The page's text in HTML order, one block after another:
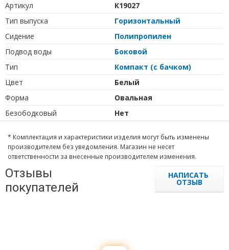
Артикул
К19027
Тип выпуска
Горизонтальный
Сидение
Полипропилен
Подвод воды
Боковой
Тип
Компакт (с бачком)
Цвет
Белый
Форма
Овальная
Безободковый
Нет
* Комплектация и характеристики изделия могут быть изменены
производителем без уведомления. Магазин не несет
ответственности за внесенные производителем изменения.
Отзывы
покупателей
НАПИСАТЬ
ОТЗЫВ